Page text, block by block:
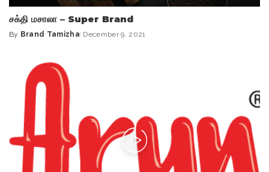
சக்தி மசாலா – Super Brand
Posted
By Brand Tamizha December 9, 2021